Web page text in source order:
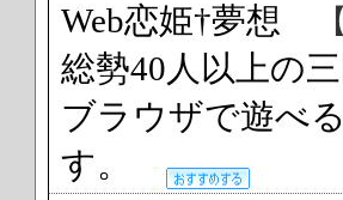
Web恋姫†夢想
総勢40人以上の
ブラウザで遊べ
す。